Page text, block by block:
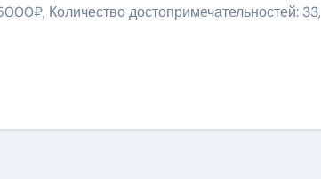
Количество достопримечательностей: 33,